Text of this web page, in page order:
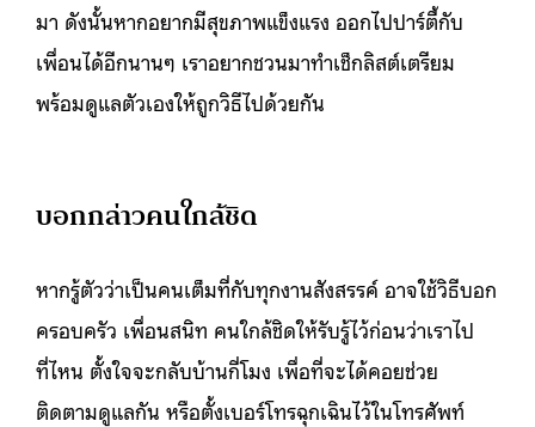
มา ดังนั้นหากอยากมีสุขภาพแข็งแรง ออกไปปาร์ตี้กับ
เพื่อนได้อีกนานๆ เราอยากชวนมาทำเช็กลิสต์เตรียม
พร้อมดูแลตัวเองให้ถูกวิธีไปด้วยกัน
บอกกล่าวคนใกล้ชิด
หากรู้ตัวว่าเป็นคนเต็มที่กับทุกงานสังสรรค์ อาจใช้วิธีบอก
ครอบครัว เพื่อนสนิท คนใกล้ชิดให้รับรู้ไว้ก่อนว่าเราไป
ที่ไหน ตั้งใจจะกลับบ้านกี่โมง เพื่อที่จะได้คอยช่วย
ติดตามดูแลกัน หรือตั้งเบอร์โทรฉุกเฉินไว้ในโทรศัพท์